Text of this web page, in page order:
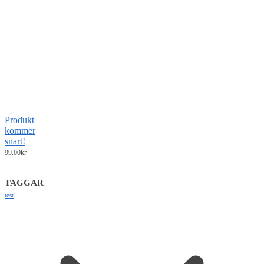
Produkt
kommer
snart!
99.00kr
TAGGAR
test